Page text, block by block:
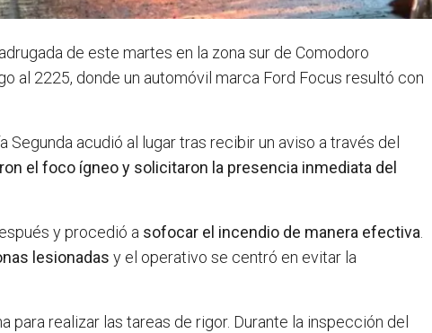
de este martes en la zona sur de Comodoro
al 2225, donde un automóvil marca Ford Focus resultó con
Segunda acudió al lugar tras recibir un aviso a través del
el foco ígneo y solicitaron la presencia inmediata del
y procedió a sofocar el incendio de manera efectiva.
lesionadas y el operativo se centró en evitar la
realizar las tareas de rigor. Durante la inspección del